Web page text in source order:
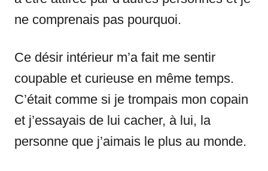
ne comprenais pas pourquoi.
Ce désir intérieur m’a fait me sentir
coupable et curieuse en même temps.
C’était comme si je trompais mon copain
et j’essayais de lui cacher, à lui, la
personne que j’aimais le plus au monde.